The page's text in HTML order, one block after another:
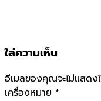
ใส่ความเห็น
อีเมลของคุณจะไม่แสดง
เครื่องหมาย *